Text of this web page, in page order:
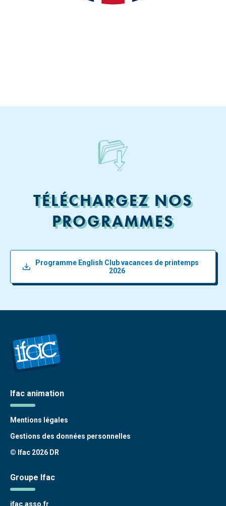
TÉLÉCHARGEZ NOS
PROGRAMMES
Programme English Club vacances de printemps
2026
Ifac animation
Mentions légales
Gestions des données personnelles
© Ifac 2026 DR
Groupe Ifac
ifac.asso.fr